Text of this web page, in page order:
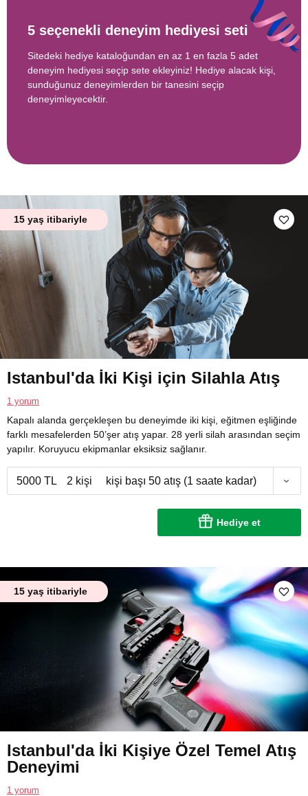
5 seçenekli deneyim hediyesi seti
Sitedeki hediye kataloğundan en az 1 en fazla 5 adet
deneyim hediyesi seçip sete ekleyiniz! Hediye alacak kişi,
sunduğunuz deneyimlerden bir tanesini seçip
deneyimleyecektir.
15 yaş itibariyle
Istanbul'da İki Kişi için Silahla Atış
1 yorum
Kapalı alanda gerçekleşen bu deneyimde iki kişi, eğitmen eşliğinde
farklı mesafelerden 50’şer atış yapar. 28 yerli silah arasından seçim
yapılır. Koruyucu ekipmanlar eksiksiz sağlanır.
5000 TL 2 kişi kişi başı 50 atış (1 saate kadar)
Hediye et
15 yaş itibariyle
Istanbul'da İki Kişiye Özel Temel Atış
Deneyimi
1 yorum